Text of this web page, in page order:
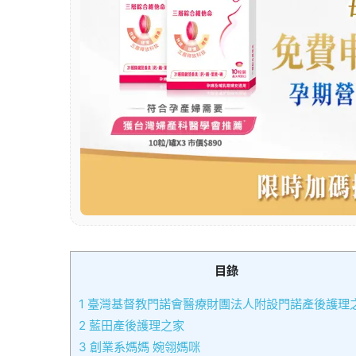
目錄
1 臺灣基督教門諾會醫療財團法人附設門諾產後護理
2 藍田產後護理之家
3 創業系媽媽 婉翎媽咪